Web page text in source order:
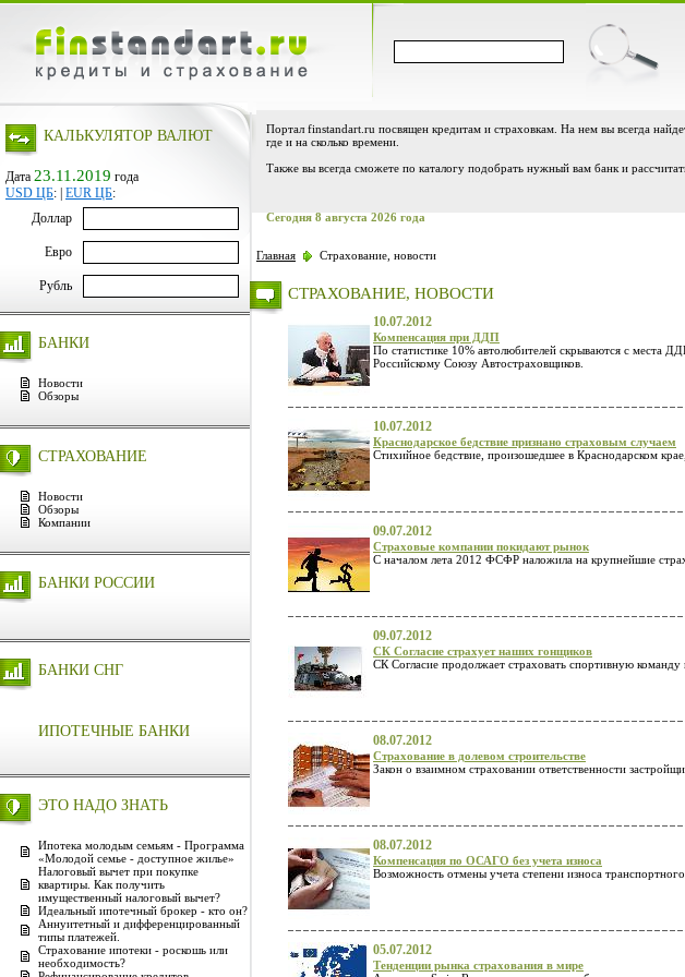
КАЛЬКУЛЯТОР ВАЛЮТ
Дата 23.11.2019 года
USD ЦБ: EUR ЦБ:
Доллар
Евро
Рубль
БАНКИ
Новости
Обзоры
СТРАХОВАНИЕ
Новости
Обзоры
Компании
БАНКИ РОССИИ
БАНКИ СНГ
ИПОТЕЧНЫЕ БАНКИ
ЭТО НАДО ЗНАТЬ
Ипотека молодым семьям - Программа
«Молодой семье - доступное жилье»
Налоговый вычет при покупке
квартиры. Как получить
имущественный налоговый вычет?
Идеальный ипотечный брокер - кто он?
Аннуитетный и дифференцированный
типы платежей.
Страхование ипотеки - роскошь или
необходимость?
Портал finstandart.ru посвящен кредитам и страховкам. На нем вы всегда
где и на сколько времени.
Также вы всегда сможете по каталогу подобрать нужный вам банк и
Сегодня 8 августа 2026 года
Главная Страхование, новости
СТРАХОВАНИЕ, НОВОСТИ
10.07.2012
Компенсация при ДДП
По статистике 10% автолюбителей скрываются с места
Российскому Союзу Автостраховщиков.
10.07.2012
Краснодарское бедствие признано страховым случаем
Стихийное бедствие, произошедшее в Краснодарском
09.07.2012
Страховые компании покидают рынок
С началом лета 2012 ФСФР наложила на крупнейшие
09.07.2012
СК Согласие страхует наших гонщиков
СК Согласие продолжает страховать спортивную
08.07.2012
Страхование в долевом строительстве
Закон о взаимном страховании ответственности
08.07.2012
Компенсация по ОСАГО без учета износа
Возможность отмены учета степени износа
05.07.2012
Тенденции рынка страхования в мире